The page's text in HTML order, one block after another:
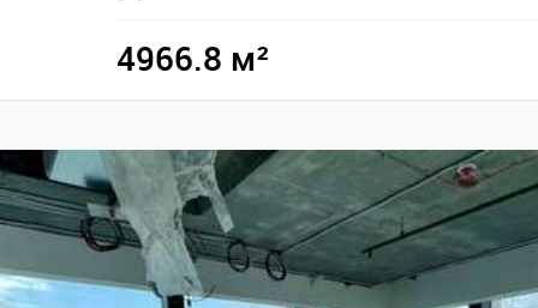
4966.8 м²